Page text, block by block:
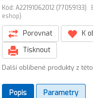
Kód: A22191062012 (77059133)
eshop)
Porovnat K
Tisknout
Další oblíbené produkty z
Popis Parametry